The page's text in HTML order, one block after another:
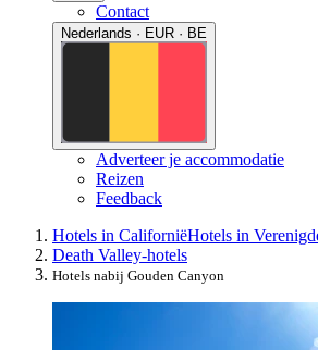
Contact
Nederlands · EUR · BE
Adverteer je accommodatie
Reizen
Feedback
Hotels in CaliforniëHotels in
Death Valley-hotels
Hotels nabij Gouden Canyon